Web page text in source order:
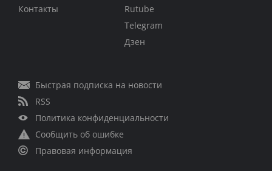
Контакты
Rutube
Telegram
Дзен
Быстрая подписка на новости
RSS
Политика конфиденциальности
Сообщить об ошибке
Правовая информация